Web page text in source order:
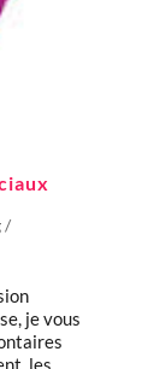
/
je vous
les